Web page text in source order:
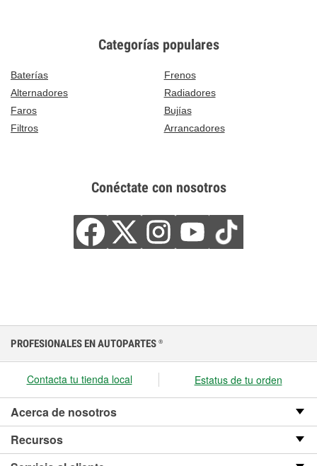
Categorías populares
Baterías
Frenos
Alternadores
Radiadores
Faros
Bujías
Filtros
Arrancadores
Conéctate con nosotros
PROFESIONALES EN AUTOPARTES ®
Contacta tu tienda local Estatus de tu orden
Acerca de nosotros
Recursos